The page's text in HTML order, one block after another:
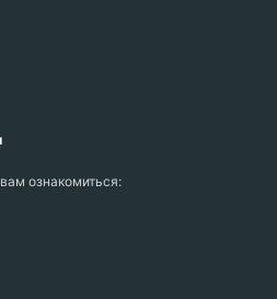
ознакомиться: